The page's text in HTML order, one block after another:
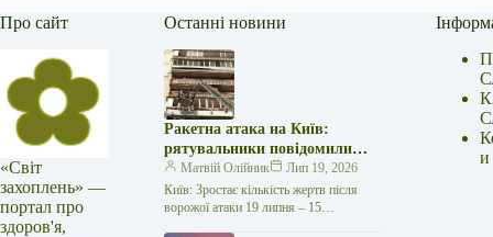
Про сайт
«Світ
захоплень» —
портал про
здоров'я,
Останні новини
Ракетна атака на Київ:
рятувальники повідомили
про 15 поранених
Матвій Олійник
Лип 19, 2026
Київ: Зростає кількість жертв після
ворожої атаки 19 липня – 15
и